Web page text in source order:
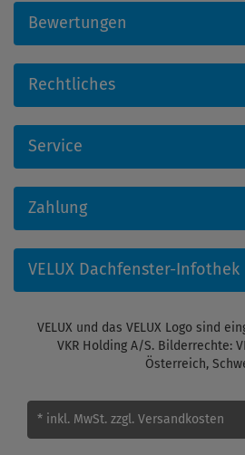
Bewertungen
Rechtliches
Service
Zahlung
VELUX Dachfenster-Infothek
VELUX und das VELUX Logo sind
VKR Holding A/S. Bilderrechte:
Österreich,
* inkl. MwSt. zzgl. Versandkosten